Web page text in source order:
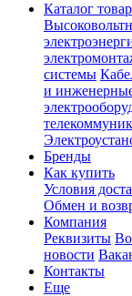
Каталог
системы
и
Бренды
Как купить
Условия
Обмен и
Компания
Реквизиты
новости
Контакты
Еще